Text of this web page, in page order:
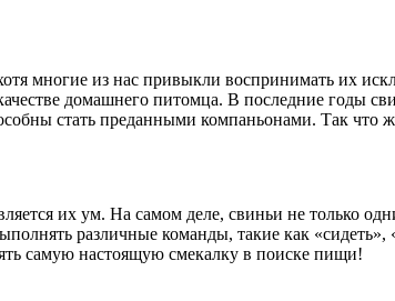
многие из нас привыкли воспринимать их
домашнего питомца. В последние годы
стать преданными компаньонами. Так что
их ум. На самом деле, свиньи не только
различные команды, такие как
самую настоящую смекалку в поиске пищи!